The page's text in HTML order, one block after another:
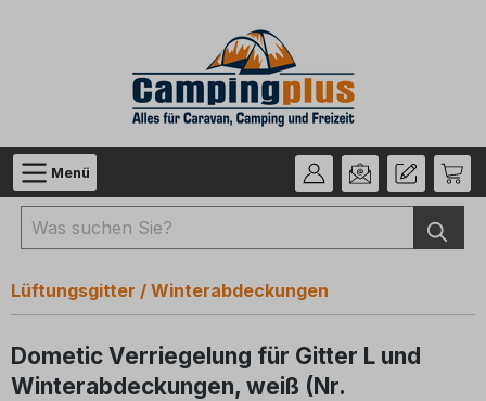
Zum Hauptinhalt springen
Menü
Lüftungsgitter / Winterabdeckungen
Dometic Verriegelung für Gitter L und
Winterabdeckungen, weiß (Nr.